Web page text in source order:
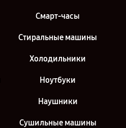
Смарт-часы
Стиральные машины
Холодильники
Ноутбуки
Наушники
Сушильные машины